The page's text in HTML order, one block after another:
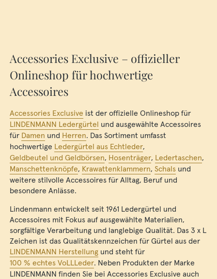
Accessories Exclusive – offizieller
Onlineshop für hochwertige
Accessoires
Accessories Exclusive ist der offizielle Onlineshop für
LINDENMANN Ledergürtel und ausgewählte Accessoires
für Damen und Herren. Das Sortiment umfasst
hochwertige Ledergürtel aus Echtleder,
Geldbeutel und Geldbörsen, Hosenträger, Ledertaschen,
Manschettenknöpfe, Krawattenklammern, Schals und
weitere stilvolle Accessoires für Alltag, Beruf und
besondere Anlässe.
Lindenmann entwickelt seit 1961 Ledergürtel und
Accessoires mit Fokus auf ausgewählte Materialien,
sorgfältige Verarbeitung und langlebige Qualität. Das 3 x L
Zeichen ist das Qualitätskennzeichen für Gürtel aus der
LINDENMANN Herstellung und steht für
100 % echtes VoLLLeder. Neben Produkten der Marke
LINDENMANN finden Sie bei Accessories Exclusive auch